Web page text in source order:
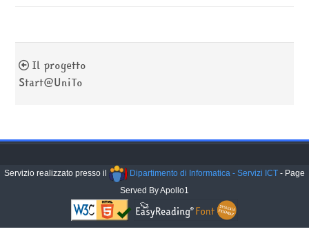
Il progetto
Start@UniTo
Servizio realizzato presso il Dipartimento di Informatica - Servizi ICT- Page
Served By Apollo1